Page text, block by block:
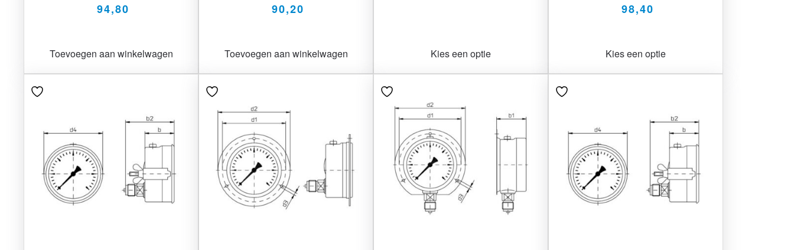
94,80
Toevoegen aan winkelwagen
90,20
Toevoegen aan winkelwagen Kies een optie
98,40
Kies een optie